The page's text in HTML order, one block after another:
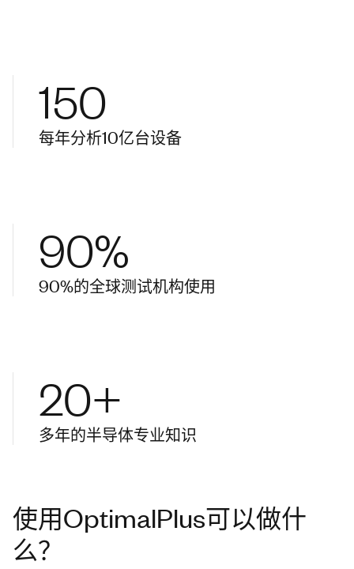
150
每年分析10亿台设备
90%
90%的全球测试机构使用
20+
多年的半导体专业知识
使用OptimalPlus可以做什
么？